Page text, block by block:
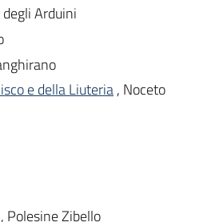
Arduini
e della Liuteria, Noceto
, Polesine Zibello